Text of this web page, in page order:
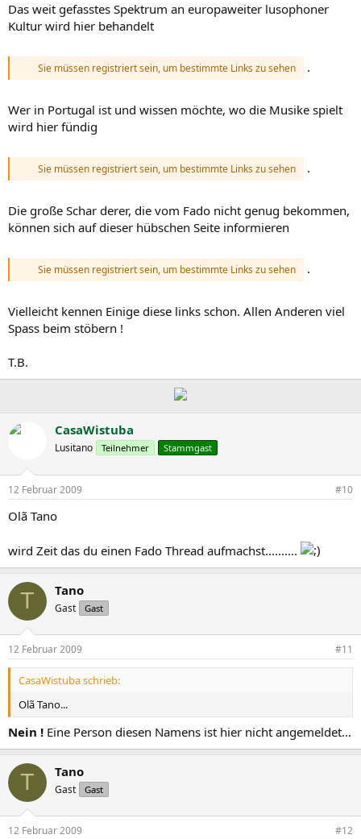
Das weit gefasstes Spektrum an europaweiter lusophoner
Kultur wird hier behandelt
Sie müssen registriert sein, um bestimmte Links zu sehen .
Wer in Portugal ist und wissen möchte, wo die Musike spielt
wird hier fündig
Sie müssen registriert sein, um bestimmte Links zu sehen .
Die große Schar derer, die vom Fado nicht genug bekommen,
können sich auf dieser hübschen Seite informieren
Sie müssen registriert sein, um bestimmte Links zu sehen .
Vielleicht kennen Einige diese links schon. Allen Anderen viel
Spass beim stöbern !
T.B.
CasaWistuba
Lusitano Teilnehmer Stammgast
12 Februar 2009 #10
Olã Tano
wird Zeit das du einen Fado Thread aufmachst..........
T Tano
Gast Gast
12 Februar 2009 #11
CasaWistuba schrieb:
Olã Tano...
Nein ! Eine Person diesen Namens ist hier nicht angemeldet...
T Tano
Gast Gast
12 Februar 2009 #12